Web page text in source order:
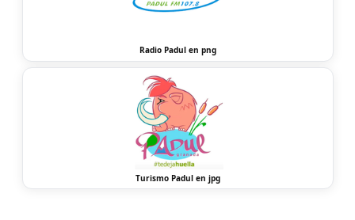
Radio Padul en png
Turismo Padul en jpg